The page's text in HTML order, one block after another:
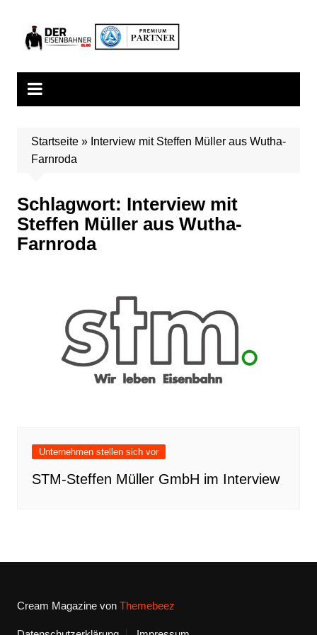
springen
Startseite» Interview mit Steffen Müller aus Wutha-
Farnroda
Schlagwort: Interview mit
Steffen Müller aus Wutha-
Farnroda
Unternehmen stellen sich vor
STM-Steffen Müller GmbH im Interview
Cream Magazine von Themebeez